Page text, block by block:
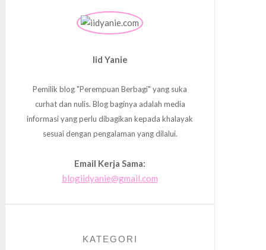
Iid Yanie
Pemilik blog "Perempuan Berbagi" yang suka
curhat dan nulis. Blog baginya adalah media
informasi yang perlu dibagikan kepada khalayak
sesuai dengan pengalaman yang dilalui.
Email Kerja Sama:
blogiidyanie@gmail.com
KATEGORI